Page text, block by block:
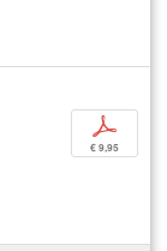
p
€ 9,95